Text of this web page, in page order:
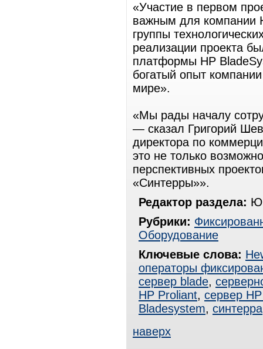
«Участие в первом
важным для компании
группы
реализации проекта
платформы НР
богатый опыт
мире».
«Мы рады началу
— сказал Григорий
директора по
это не только
перспективных
«Синтерры»».
Редактор раздела:
Рубрики:
Оборудование
Ключевые слова:
операторы
сервер blade,
HP Proliant, сервер
Bladesystem, синтерра
наверх